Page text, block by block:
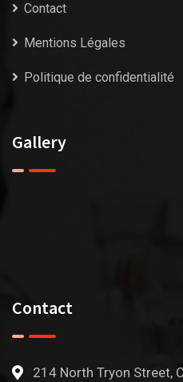
Contact
Mentions Légales
Politique de confidentialité
Gallery
Contact
214 North Tryon Street,